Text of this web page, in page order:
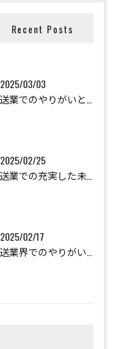
Recent Posts
2025/03/03
2025/02/25
2025/02/17